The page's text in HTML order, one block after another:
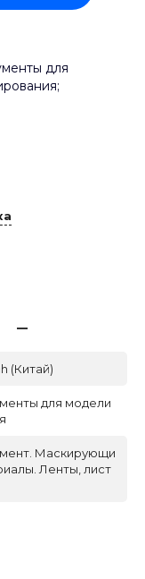
для
(Китай)
для модели
Маскирующи
Ленты, лист